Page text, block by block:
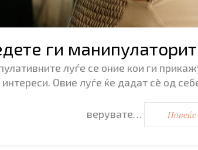
ги
луѓе се оние кои ги
Овие луѓе ќе дадат сѐ од
верувате… Повеќе